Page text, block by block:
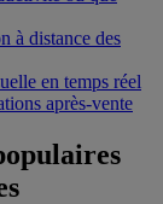
à distance des
en temps réel
après-vente